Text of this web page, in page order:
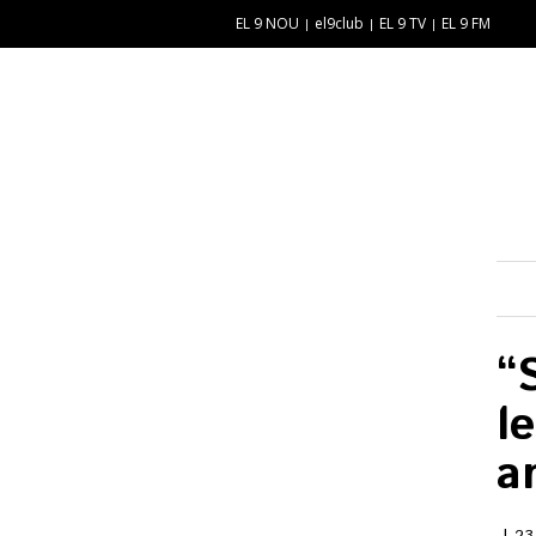
EL 9 NOU el9club EL 9 TV EL 9 FM